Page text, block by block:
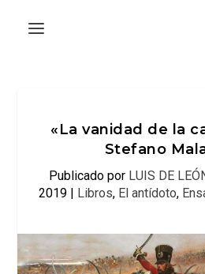
«La vanidad de la
Stefano
Publicado por LUIS DE
2019 | Libros, El antídoto,